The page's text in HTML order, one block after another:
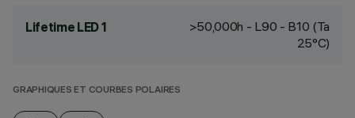
Lifetime LED 1
>50,000h - L90 - B10 (Ta
25°C)
GRAPHIQUES ET COURBES POLAIRES